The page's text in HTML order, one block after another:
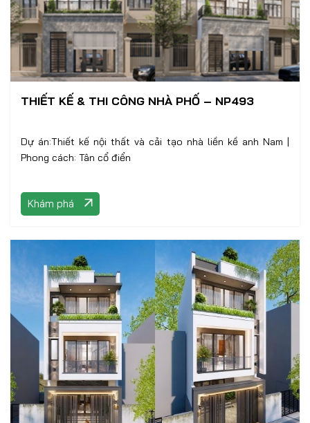
THIẾT KẾ & THI CÔNG NHÀ PHỐ – NP493
Dự án:Thiết kế nội thất và cải tạo nhà liền kề anh Nam |
Phong cách: Tân cổ điển
Khám phá